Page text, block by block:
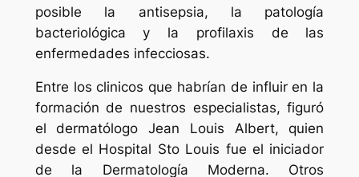
posible la antisepsia, la patología
bacteriológica y la profilaxis de las
enfermedades infecciosas.
Entre los clinicos que habrían de influir en la
formación de nuestros especialistas, figuró
el dermatólogo Jean Louis Albert, quien
desde el Hospital Sto Louis fue el iniciador
de la Dermatología Moderna. Otros